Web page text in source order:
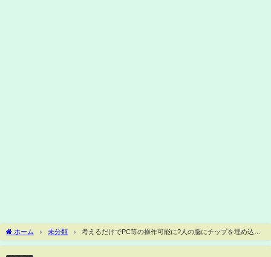
ホーム 未分類
考えるだけでPC等の操作可能に?人の脳にチップを埋め込む
臨床試験を実施 イーロン・マスク氏創設の会社. FNNプライムオンライン（フジテレ